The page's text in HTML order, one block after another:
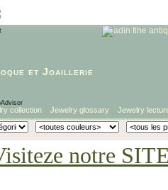
et Joaillerie
collection Jewelry glossary Jewelry
notre